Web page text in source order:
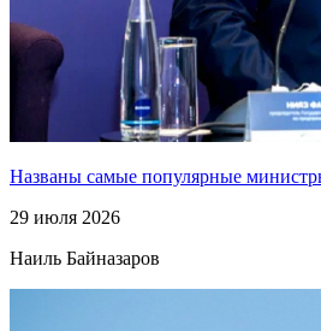
Названы самые популярные
29 июля 2026
Наиль Байназаров